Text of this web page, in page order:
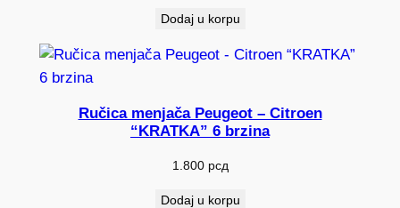
Dodaj u korpu
Ručica menjača Peugeot – Citroen
“KRATKA” 6 brzina
1.800 рсд
Dodaj u korpu